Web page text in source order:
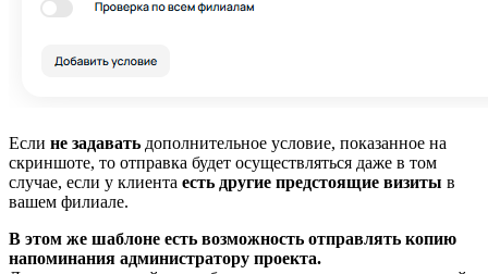
Если не задавать дополнительное условие, показанное на
скриншоте, то отправка будет осуществляться даже в том
случае, если у клиента есть другие предстоящие визиты в
вашем филиале.
В этом же шаблоне есть возможность отправлять копию
напоминания администратору проекта.